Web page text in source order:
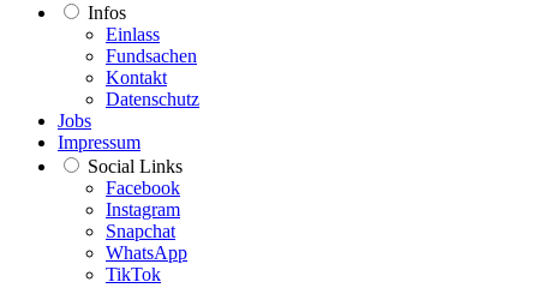
Infos
Einlass
Fundsachen
Kontakt
Datenschutz
Jobs
Impressum
Social Links
Facebook
Instagram
Snapchat
WhatsApp
TikTok